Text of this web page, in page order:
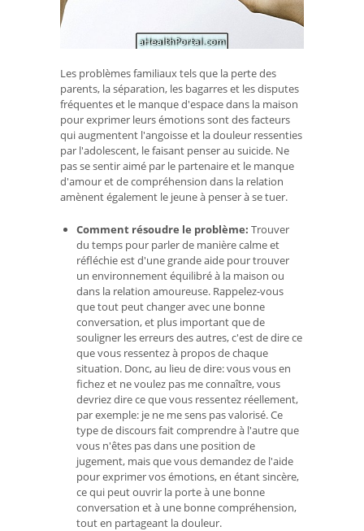
Les problèmes familiaux tels que la perte des
parents, la séparation, les bagarres et les disputes
fréquentes et le manque d'espace dans la maison
pour exprimer leurs émotions sont des facteurs
qui augmentent l'angoisse et la douleur ressenties
par l'adolescent, le faisant penser au suicide. Ne
pas se sentir aimé par le partenaire et le manque
d'amour et de compréhension dans la relation
amènent également le jeune à penser à se tuer.
Comment résoudre le problème: Trouver
du temps pour parler de manière calme et
réfléchie est d'une grande aide pour trouver
un environnement équilibré à la maison ou
dans la relation amoureuse. Rappelez-vous
que tout peut changer avec une bonne
conversation, et plus important que de
souligner les erreurs des autres, c'est de dire ce
que vous ressentez à propos de chaque
situation. Donc, au lieu de dire: vous vous en
fichez et ne voulez pas me connaître, vous
devriez dire ce que vous ressentez réellement,
par exemple: je ne me sens pas valorisé. Ce
type de discours fait comprendre à l'autre que
vous n'êtes pas dans une position de
jugement, mais que vous demandez de l'aide
pour exprimer vos émotions, en étant sincère,
ce qui peut ouvrir la porte à une bonne
conversation et à une bonne compréhension,
tout en partageant la douleur.